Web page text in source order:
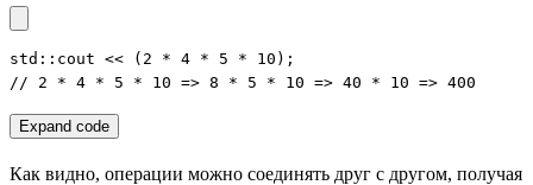
std::cout << (2 * 4 * 5 * 10);
// 2 * 4 * 5 * 10 => 8 * 5 * 10 => 40 * 10 => 400
Expand code
Как видно, операции можно соединять друг с другом, получая